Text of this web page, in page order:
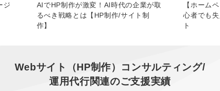
募集要項一覧
ジ
AIでHP制作が激変！AI時代の企業が取
るべき戦略とは【HP制作/サイト制
作】
【ホーム
心者でも
ト
Webサイト（HP制作）コンサルティング/
運用代行関連のご支援実績